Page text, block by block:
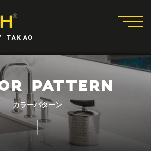
TAKAO
PATTERN
カラーパターン